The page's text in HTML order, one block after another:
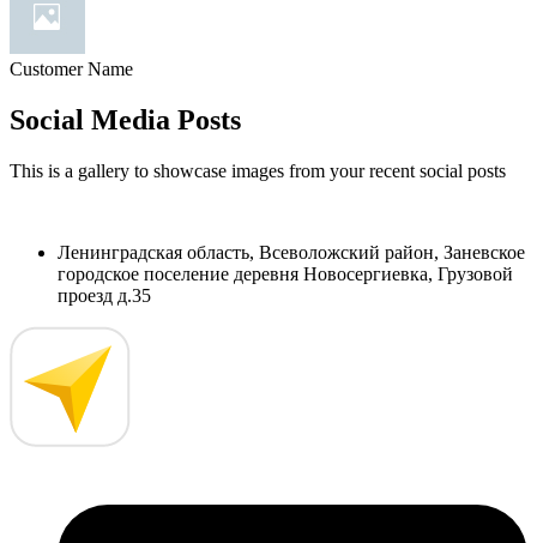
Customer Name
Social Media Posts
This is a gallery to showcase images from your recent social posts
Ленинградская область, Всеволожский район, Заневское
городское поселение деревня Новосергиевка, Грузовой
проезд д.35